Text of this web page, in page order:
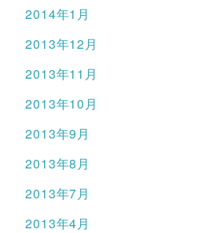
2014年1月
2013年12月
2013年11月
2013年10月
2013年9月
2013年8月
2013年7月
2013年4月